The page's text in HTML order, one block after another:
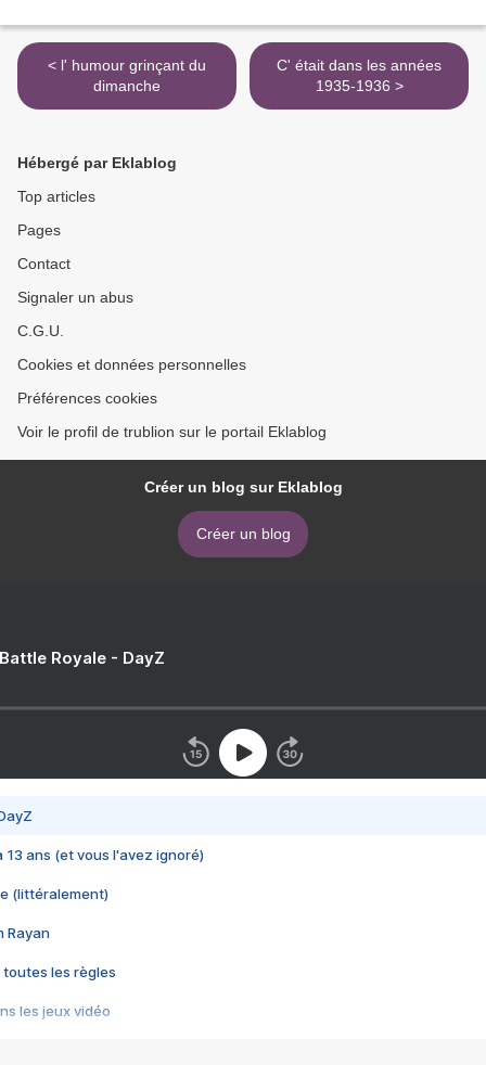
< l' humour grinçant du
dimanche
C' était dans les années
1935-1936 >
Hébergé par Eklablog
Top articles
Pages
Contact
Signaler un abus
C.G.U.
Cookies et données personnelles
Préférences cookies
Voir le profil de trublion sur le portail Eklablog
Créer un blog sur Eklablog
Créer un blog
Royale - DayZ
13 ans (et vous l'avez ignoré)
(littéralement)
Rayan
toutes les règles
les jeux vidéo